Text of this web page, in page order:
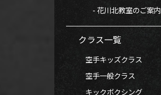
- 花川北教室のご案内
クラス一覧
空手キッズクラス
空手一般クラス
キックボクシング